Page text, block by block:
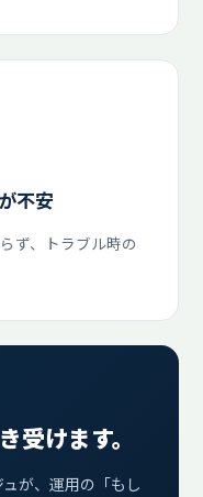
不安
ず、トラブル時の
受けます。
が、運用の「もし